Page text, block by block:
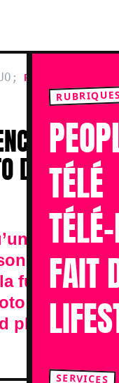
TÉLÉ
FAIT
SERVICES
PERSONNALITÉS
:
DE SON
seule
premier
future
du futur
plaisir de